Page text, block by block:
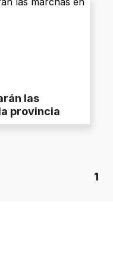
las
provincia
1